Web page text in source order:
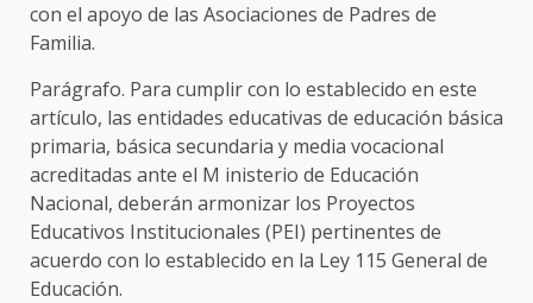
con el apoyo de las Asociaciones de Padres de
Familia.
Parágrafo. Para cumplir con lo establecido en este
artículo, las entidades educativas de educación básica
primaria, básica secundaria y media vocacional
acreditadas ante el M inisterio de Educación
Nacional, deberán armonizar los Proyectos
Educativos Institucionales (PEI) pertinentes de
acuerdo con lo establecido en la Ley 115 General de
Educación.